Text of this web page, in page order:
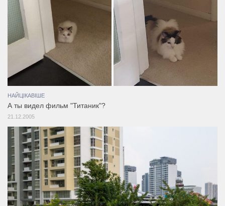
НАЙЦІКАВІШЕ
А ты видел фильм "Титаник"?
21.12.2005